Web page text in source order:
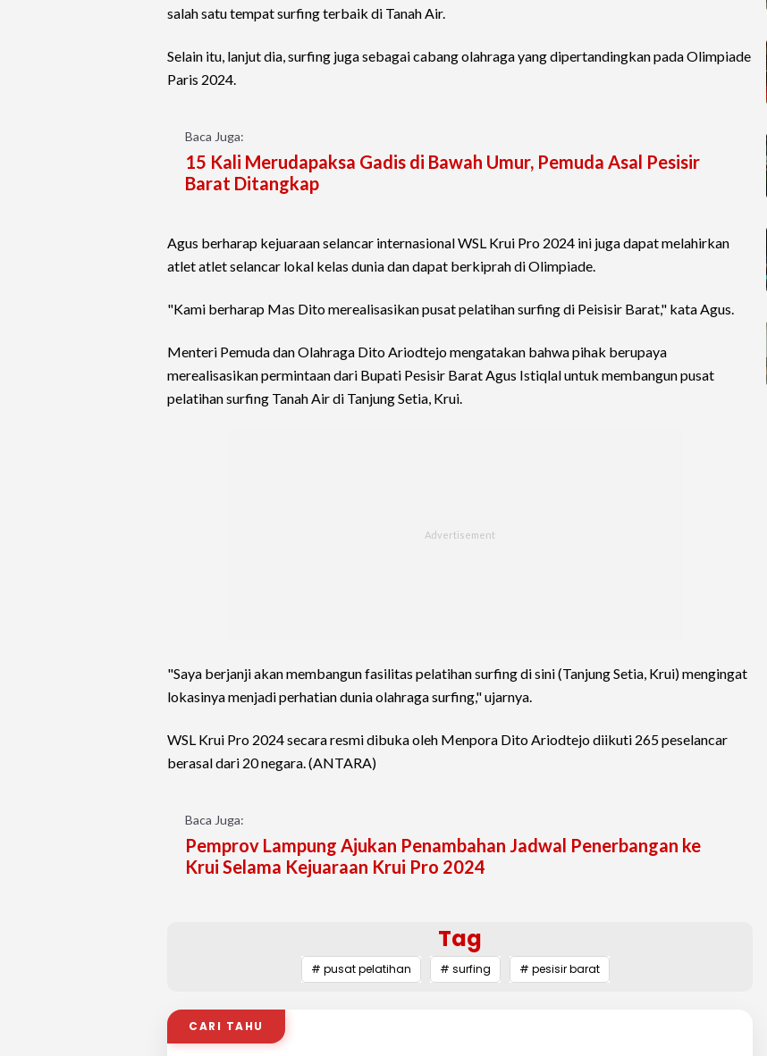
salah satu tempat surfing terbaik di Tanah Air.
Selain itu, lanjut dia, surfing juga sebagai cabang olahraga yang dipertandingkan pada Olimpiade
Paris 2024.
Baca Juga:
15 Kali Merudapaksa Gadis di Bawah Umur, Pemuda Asal Pesisir
Barat Ditangkap
Agus berharap kejuaraan selancar internasional WSL Krui Pro 2024 ini juga dapat melahirkan
atlet atlet selancar lokal kelas dunia dan dapat berkiprah di Olimpiade.
"Kami berharap Mas Dito merealisasikan pusat pelatihan surfing di Peisisir Barat," kata Agus.
Menteri Pemuda dan Olahraga Dito Ariodtejo mengatakan bahwa pihak berupaya
merealisasikan permintaan dari Bupati Pesisir Barat Agus Istiqlal untuk membangun pusat
pelatihan surfing Tanah Air di Tanjung Setia, Krui.
"Saya berjanji akan membangun fasilitas pelatihan surfing di sini (Tanjung Setia, Krui) mengingat
lokasinya menjadi perhatian dunia olahraga surfing," ujarnya.
WSL Krui Pro 2024 secara resmi dibuka oleh Menpora Dito Ariodtejo diikuti 265 peselancar
berasal dari 20 negara. (ANTARA)
Baca Juga:
Pemprov Lampung Ajukan Penambahan Jadwal Penerbangan ke
Krui Selama Kejuaraan Krui Pro 2024
Tag
# pusat pelatihan # surfing # pesisir barat
CARI TAHU